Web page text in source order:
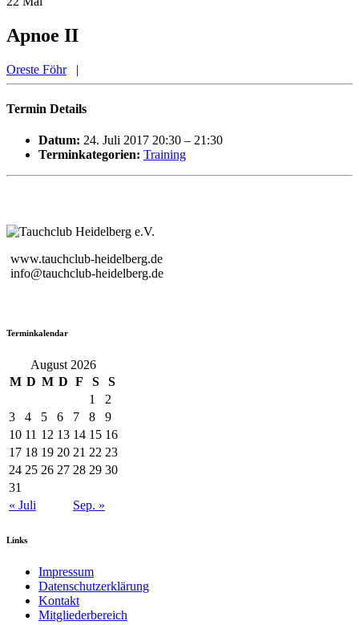
Apnoe II
Oreste Föhr|
Termin Details
Datum: 24. Juli 2017 20:30 – 21:30
Terminkategorien: Training
www.tauchclub-heidelberg.de
info@tauchclub-heidelberg.de
Terminkalendar
August 2026
M D M D F S
S
1
2
3
4 5 6 7 8
9
10 11 12 13 14 15 16
17 18 19 20 21 22 23
24 25 26 27 28 29 30
31
« Juli
Sep. »
Links
Impressum
Datenschutzerklärung
Kontakt
Mitgliederbereich